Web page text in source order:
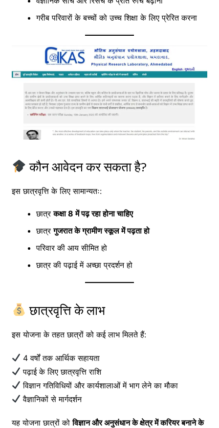
गरीब परिवारों के बच्चों को उच्च शिक्षा के लिए प्रेरित करना
कौन आवेदन कर सकता है?
इस छात्रवृत्ति के लिए सामान्यतः:
छात्रकक्षा 8 में पढ़ रहा होना चाहिए
छात्रगुजरात के ग्रामीण स्कूल में पढ़ता हो
परिवार की आय सीमित हो
छात्र की पढ़ाई में अच्छा प्रदर्शन हो
छात्रवृत्ति के लाभ
इस योजना के तहत छात्रों को कई लाभ मिलते हैं:
4 वर्षों तक आर्थिक सहायता
पढ़ाई के लिए छात्रवृत्ति राशि
विज्ञान गतिविधियों और कार्यशालाओं में भाग लेने का मौका
वैज्ञानिकों से मार्गदर्शन
यह योजना छात्रों कोविज्ञान और अनुसंधान के क्षेत्र में करियर बनाने के